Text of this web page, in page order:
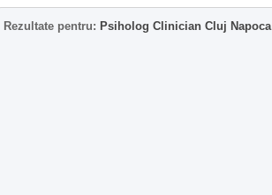
Rezultate pentru: Psiholog Clinician Cluj Napoca